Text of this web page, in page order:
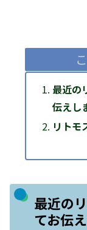
最近の
伝えし
リトモ
最近の
てお伝